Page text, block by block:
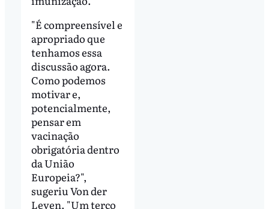
"É compreensível e
apropriado que
tenhamos essa
discussão agora.
Como podemos
motivar e,
potencialmente,
pensar em
vacinação
obrigatória dentro
da União
Europeia?",
sugeriu Von der
Leyen. "Um terço